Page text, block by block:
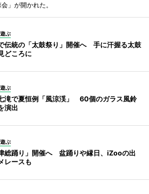
」が開かれた。
ぶ
伝統の「太鼓祭り」開催へ 手に汗握る太鼓
どころに
ぶ
滝で夏恒例「風涼渓」 60個のガラス風鈴
演出
ぶ
津総踊り」開催へ 盆踊りや縁日、iZooの出
レースも